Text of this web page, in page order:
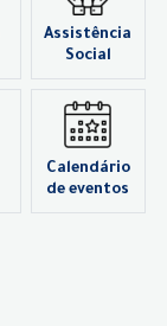
Assistência
Social
Calendário
de eventos